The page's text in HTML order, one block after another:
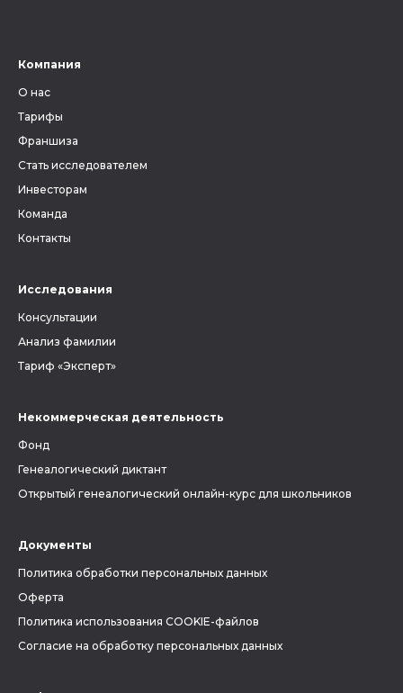
Компания
О нас
Тарифы
Франшиза
Стать исследователем
Инвесторам
Команда
Контакты
Исследования
Консультации
Анализ фамилии
Тариф «Эксперт»
Некоммерческая деятельность
Фонд
Генеалогический диктант
Открытый генеалогический онлайн-курс для школьников
Документы
Политика обработки персональных данных
Оферта
Политика использования COOKIE-файлов
Согласие на обработку персональных данных